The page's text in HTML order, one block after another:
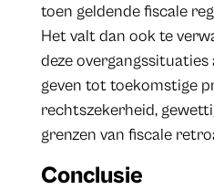
toen geldende fiscale
Het valt dan ook te
deze overgangssituaties
geven tot toekomstige
rechtszekerheid,
grenzen van fiscale
Conclusie